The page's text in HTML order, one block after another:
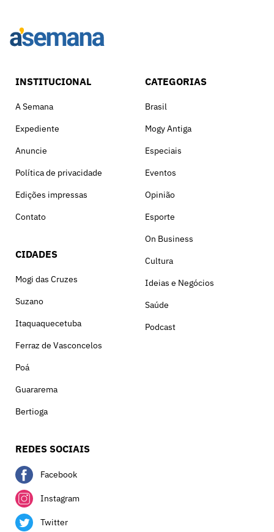
INSTITUCIONAL
A Semana
Expediente
Anuncie
Política de privacidade
Edições impressas
Contato
CIDADES
Mogi das Cruzes
Suzano
Itaquaquecetuba
Ferraz de Vasconcelos
Poá
Guararema
Bertioga
CATEGORIAS
Brasil
Mogy Antiga
Especiais
Eventos
Opinião
Esporte
On Business
Cultura
Ideias e Negócios
Saúde
Podcast
REDES SOCIAIS
Facebook
Instagram
Twitter